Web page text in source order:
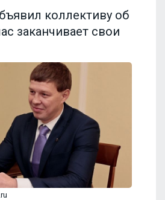
коллективу об
заканчивает свои